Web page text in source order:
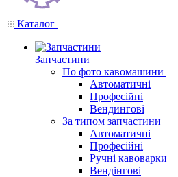
Каталог
Запчастини
По фото кавомашини
Автоматичні
Професійні
Вендингові
За типом запчастини
Автоматичні
Професійні
Ручні кавоварки
Вендінгові